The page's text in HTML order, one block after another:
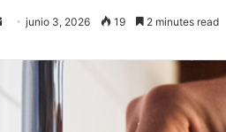
Send
email
junio 3, 2026 19 2 minutes read